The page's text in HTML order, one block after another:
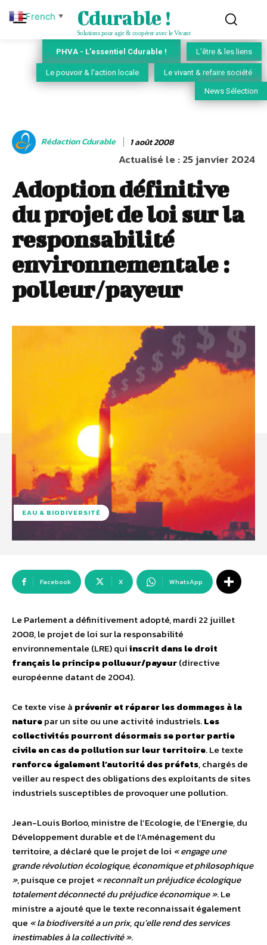
Cdurable !
Solutions pour agir & coopérer avec le Vivant
PHVA - L'essentiel Cdurable ! L'être & les liens
Le pouvoir & l'action locale Le vivant & refaire société
News Sélection
Rédaction Cdurable 1 août 2008
Actualisé le :25 janvier 2024
Adoption définitive
du projet de loi sur la
responsabilité
environnementale :
polleur/payeur
EAU & BIODIVERSITÉ
Facebook X WhatsApp
Le Parlement a définitivement adopté, mardi 22 juillet
2008, le projet de loi sur la responsabilité
environnementale (LRE) quiinscrit dans le droit
français le principe pollueur/payeur(directive
européenne datant de 2004).
Ce texte vise à prévenir et réparer les dommages à la
naturepar un site ou une activité industriels.Les
collectivités pourront désormais se porter partie
civile en cas de pollution sur leur territoire. Le texte
renforce également l’autorité des préfets, chargés de
veiller au respect des obligations des exploitants de sites
industriels susceptibles de provoquer une pollution.
Jean-Louis Borloo, ministre de l’Ecologie, de l’Energie, du
Développement durable et de l’Aménagement du
territoire, a déclaré que le projet de loi « engage une
grande révolution écologique, économique et philosophique
», puisque ce projet« reconnaît un préjudice écologique
totalement déconnecté du préjudice économique ». Le
ministre a ajouté que le texte reconnaissait également
que « la biodiversité a un prix, qu’elle rend des services
inestimables à la collectivité ».
French ▼